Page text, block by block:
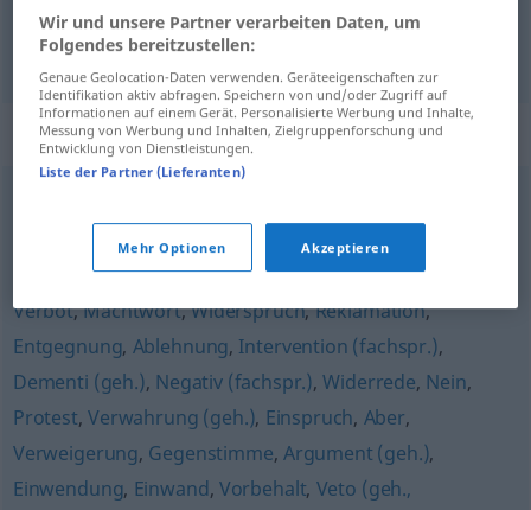
afwijzing Zurückweisung
Synonyme für "Zurückweisung"
Verbot,Machtwort,Widerspruch,Reklamation,
Entgegnung, Ablehnung, Intervention (fachspr.),
Dementi (geh.), Negativ (fachspr.),Widerrede, Nein,
Protest,Verwahrung (geh.), Einspruch, Aber,
Verweigerung, Gegenstimme, Argument (geh.),
Einwendung, Einwand, Vorbehalt, Veto (geh.,
Wir und unsere Partner verarbeiten Daten, um
Folgendes bereitzustellen:
Genaue Geolocation-Daten verwenden. Geräteeigenschaften zur
Identifikation aktiv abfragen. Speichern von und/oder Zugriff auf
Informationen auf einem Gerät. Personalisierte Werbung und Inhalte,
Messung von Werbung und Inhalten, Zielgruppenforschung und
Entwicklung von Dienstleistungen.
Liste der Partner (Lieferanten)
Mehr Optionen Akzeptieren